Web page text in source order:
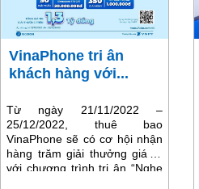
VinaPhone tri ân
khách hàng với...
Từ ngày 21/11/2022 –
25/12/2022, thuê bao
VinaPhone sẽ có cơ hội nhận
hàng trăm giải thưởng giá trị
với chương trình tri ân “Nghe